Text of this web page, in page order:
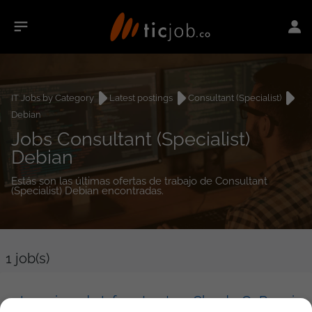
IT Jobs by Category Latest postings
Consultant (Specialist)
Debian
Jobs Consultant (Specialist)
Debian
Estás son las últimas ofertas de trabajo de Consultant
(Specialist) Debian encontradas.
1 job(s)
Ingeniero de Infraestructura Cloud y OnPremise (AWS)